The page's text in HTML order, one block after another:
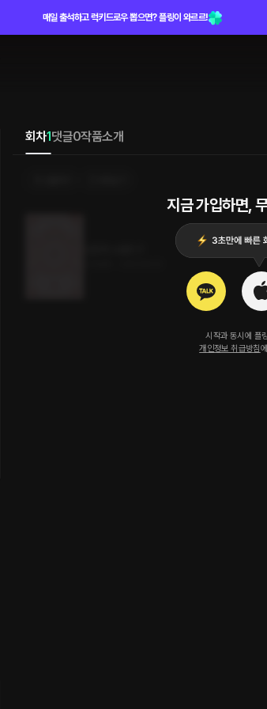
매일 출석하고 럭키드로우 뽑으면? 플링이 와르르!
회차1댓글0작품소개
지금 가입하면,
시작과 동시에 플
개인정보 취급방침